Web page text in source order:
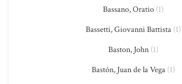
Bassano, Oratio (1)
Bassetti, Giovanni Battista (1)
Baston, John (1)
Bastón, Juan de la Vega (1)